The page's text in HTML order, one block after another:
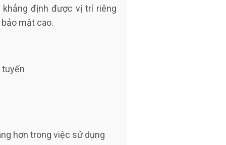
định được vị trí riêng
mật cao.
hơn trong việc sử dụng